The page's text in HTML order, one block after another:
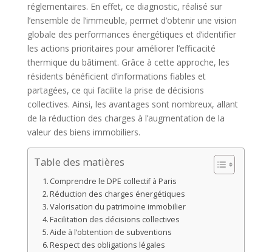
réglementaires. En effet, ce diagnostic, réalisé sur
l’ensemble de l’immeuble, permet d’obtenir une vision
globale des performances énergétiques et d’identifier
les actions prioritaires pour améliorer l’efficacité
thermique du bâtiment. Grâce à cette approche, les
résidents bénéficient d’informations fiables et
partagées, ce qui facilite la prise de décisions
collectives. Ainsi, les avantages sont nombreux, allant
de la réduction des charges à l’augmentation de la
valeur des biens immobiliers.
Table des matières
Comprendre le DPE collectif à Paris
Réduction des charges énergétiques
Valorisation du patrimoine immobilier
Facilitation des décisions collectives
Aide à l’obtention de subventions
Respect des obligations légales